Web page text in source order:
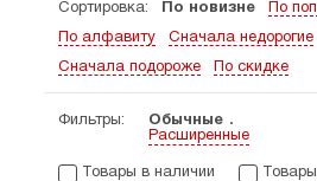
Сортировка: По новизне По
По алфавиту Сначала недорогие
Сначала подороже По скидке
Фильтры:
Обычные
Расширенные
Товары в наличии